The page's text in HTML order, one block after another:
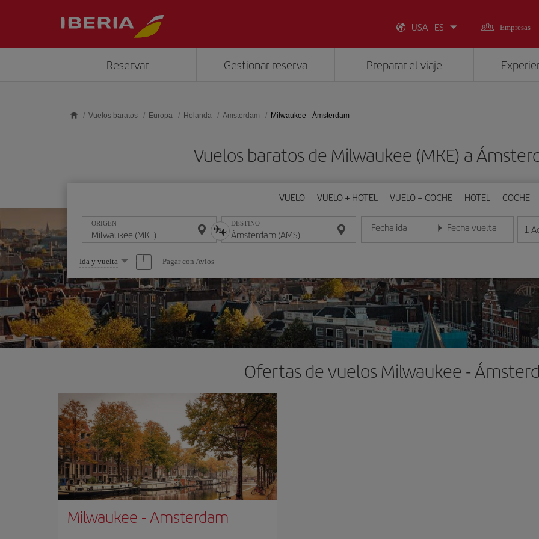
USA - ES
Empresas
Reservar Gestionar reserva Preparar el viaje
Vuelos baratos Europa Holanda Amsterdam Milwaukee - Ámsterdam
Vuelos baratos de Milwaukee (MKE) a
VUELO VUELO + HOTEL VUELO + COCHE HOTEL COCHE
ORIGEN DESTINO Fecha ida
Introduce la fecha en formato día/mes/año
Fecha vuelta
Introduce la fecha en 1
Seleccione
una
opción
Ida y vuelta Pagar con Avios
Ofertas de vuelos Milwaukee -
Milwaukee -Amsterdam